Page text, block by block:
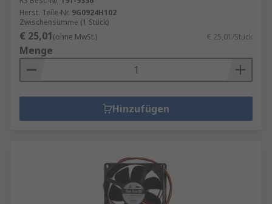
Herst. Teile-Nr. 9G0924H102
Zwischensumme (1 Stück)
€ 25,01(ohne MwSt.) € 25,01/Stück
Menge
Hinzufügen